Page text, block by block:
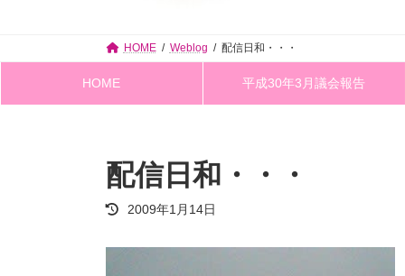
HOME Weblog 配信日和・・・
HOME 平成30年3月議会報告
配信日和・・・
最
2009年1月14日